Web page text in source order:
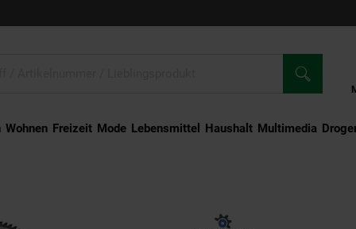
Wohnen Freizeit Mode Lebensmittel Haushalt Multimedia